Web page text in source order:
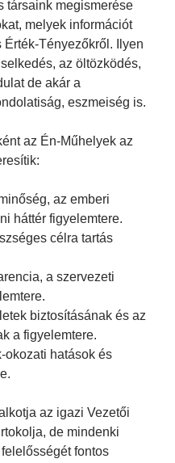
társaink megismerése
melyek információt
Tényezőkről. Ilyen
az öltözködés,
de akár a
eszmeiség is.
az Én-Műhelyek az
az emberi
háttér figyelemtere.
célra tartás
a szervezeti
biztosításának és az
a figyelemtere.
okozati hatások és
az igazi Vezetői
de mindenki
fontos